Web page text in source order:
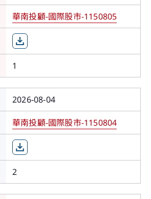
華南投顧-國際股市-1150805
1
2026-08-04
華南投顧-國際股市-1150804
2